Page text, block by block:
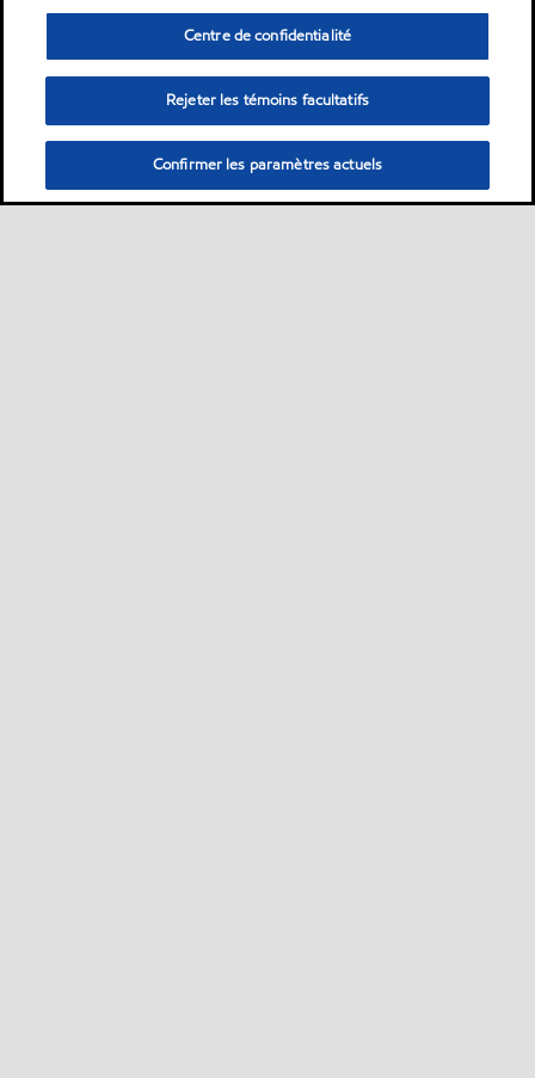
Centre de confidentialité
Rejeter les témoins facultatifs
Confirmer les paramètres actuels